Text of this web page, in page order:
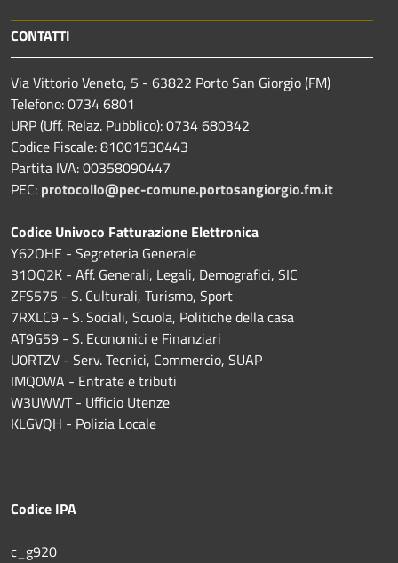
CONTATTI
Via Vittorio Veneto, 5 - 63822 Porto San Giorgio (FM)
Telefono: 0734 6801
URP (Uff. Relaz. Pubblico): 0734 680342
Codice Fiscale: 81001530443
Partita IVA: 00358090447
PEC: protocollo@pec-comune.portosangiorgio.fm.it
Codice Univoco Fatturazione Elettronica
Y62OHE - Segreteria Generale
31OQ2K - Aff. Generali, Legali, Demografici, SIC
ZFS575 - S. Culturali, Turismo, Sport
7RXLC9 - S. Sociali, Scuola, Politiche della casa
AT9G59 - S. Economici e Finanziari
U0RTZV - Serv. Tecnici, Commercio, SUAP
IMQ0WA - Entrate e tributi
W3UWWT - Ufficio Utenze
KLGVQH - Polizia Locale
Codice IPA
c_g920